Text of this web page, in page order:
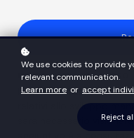
PANORAMICA DEL CORSO
In questa sezione è
relativi allo sviluppo
sarà necessario
We use cookies to provide
relevant communication.
Learn more or accept
Reject all